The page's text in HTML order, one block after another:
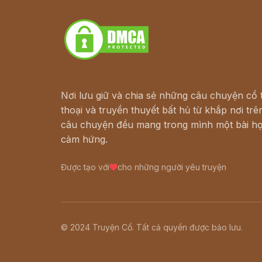
Nơi lưu giữ và chia sẻ những câu chuyện cổ
thoại và truyền thuyết bất hủ từ khắp nơi
câu chuyện đều mang trong mình một bài
cảm hứng.
Được tạo với cho những người yêu truyện
© 2024 Truyện Cổ. Tất cả quyền được bảo lưu.